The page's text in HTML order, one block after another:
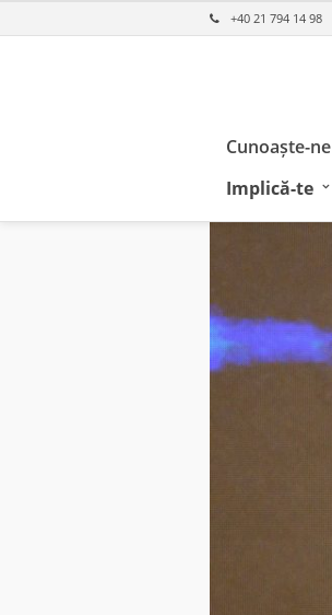
+40 21 794 14 98
Cunoaște-ne
Implică-te